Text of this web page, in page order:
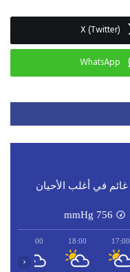
X (Twitter)
WhatsApp
غائم في أغلب الأحيان
756
mmHg
17:00
18:00
19:00
‹